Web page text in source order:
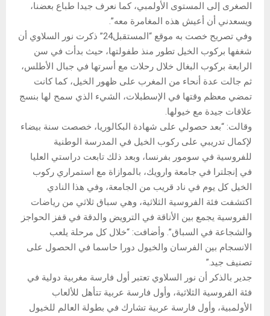
الصغرى إلى المستوى الأولمبي، كما نعرف جيدا طباع بعضنا،
ويسعدني أن أعيش هذه المغامرة معه”.
وفي تصريح خصت به موقع “المستقبل24” ذكرت نور السلاوي أن
شغفها بركوب الخيل تطور منذ طفولتها، حيث بدأت في سن
الرابعة بركوب البغال خلال رحلات مع أسرتها في جبال الأطلس،
ثم جالت عدة أنحاء من المغرب على ظهور الخيل، كما كانت
تمضي معظم وقتها في الإسطبلات، الشيء الذي سمح لها بنسج
علاقات جيدة مع خيولها.
وقالت: “بعد حصولي على شهادة البكالوريا، خصصت سنة بيضاء
لإكمال تدريبي على ركوب الخيل في المدرسة الوطنية
للفروسية في سومور بفرنسا، وبعد ذلك تابعت دراستي العليا
في إنجلترا في جامعة وارويك، بالموازاة مع استمراري ركوب
الخيل كل يوم في ناد قريب من الجامعة، وفي هذا النادي
اكتشفت فئة الفروسية الثلاثية، وهي سباق ثلاثي من رياضات
الفروسية يجمع بين الأناقة في الترويض والدقة في قفز الحواجز
والشجاعة في السباق”. وأضافت: “خلال كل مرحلة يلعب
الانسجام بين الفرسان والخيول دورا حاسما في الحصول على
تصنيف جيد.”
جدير بالذكر أن نور السلاوي تعتبر أول فارسة مغربية دولية في
فئة الفروسية الثلاثية، وأول فارسة عربية تتأهل للألعاب
الأولمبية، وأول فارسة عربية تشارك في بطولة العالم للخيول